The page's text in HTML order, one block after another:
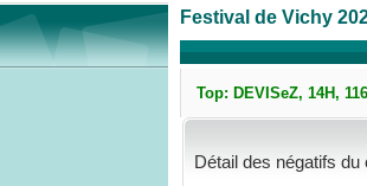
Festival de Vichy
Top: DEVISeZ, 14H,
Détail des négatifs